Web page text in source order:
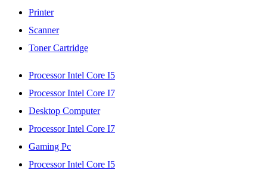
Printer
Scanner
Toner Cartridge
Processor Intel Core I5
Processor Intel Core I7
Desktop Computer
Processor Intel Core I7
Gaming Pc
Processor Intel Core I5